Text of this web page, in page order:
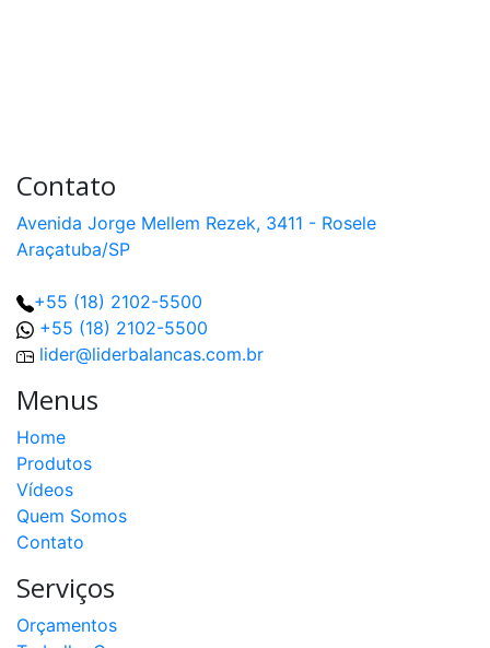
Contato
Avenida Jorge Mellem Rezek, 3411 - Rosele
Araçatuba/SP
+55 (18) 2102-5500
+55 (18) 2102-5500
lider@liderbalancas.com.br
Menus
Home
Produtos
Vídeos
Quem Somos
Contato
Serviços
Orçamentos